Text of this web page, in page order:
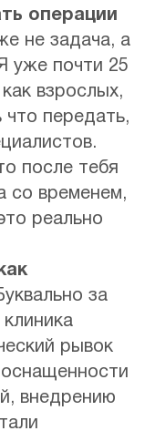
операции
не задача, а
уже почти 25
взрослых,
что передать,
после тебя
со временем,
реально
за
рывок
внедрению